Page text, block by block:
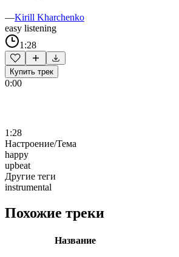
—Kirill Kharchenko
easy listening
1:28
Купить трек
0:00
1:28
Настроение/Тема
happy
upbeat
Другие теги
instrumental
Похожие треки
Название